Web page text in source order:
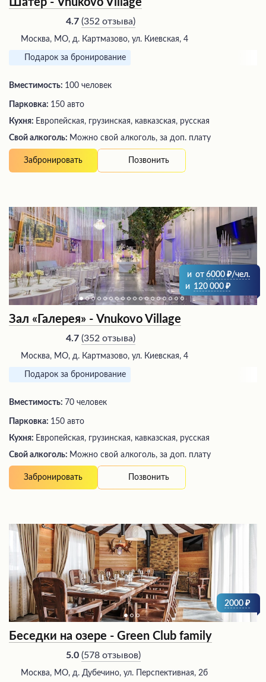
Шатер - Vnukovo Village
4.7 (352 отзыва)
Москва, МО, д. Картмазово, ул. Киевская, 4
Подарок за бронирование
Вместимость: 100 человек
Парковка: 150 авто
Кухня: Европейская, грузинская, кавказская, русская
Свой алкоголь: Можно свой алкоголь, за доп. плату
Забронировать Позвонить
и от 6000
/чел.
и 120 000
Зал «Галерея» - Vnukovo Village
4.7 (352 отзыва)
Москва, МО, д. Картмазово, ул. Киевская, 4
Подарок за бронирование
Вместимость: 70 человек
Парковка: 150 авто
Кухня: Европейская, грузинская, кавказская, русская
Свой алкоголь: Можно свой алкоголь, за доп. плату
Забронировать Позвонить
2000
Беседки на озере - Green Club family
5.0 (578 отзывов)
Москва, МО, д. Дубечино, ул. Перспективная, 2б